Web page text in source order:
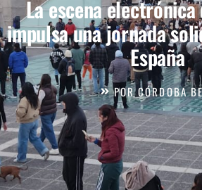
La escena electrónica
impulsa una jornada
España
PORCÓRDOBA